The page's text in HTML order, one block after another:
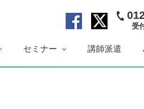
式
F
式
X
受
セミナー 講師派遣